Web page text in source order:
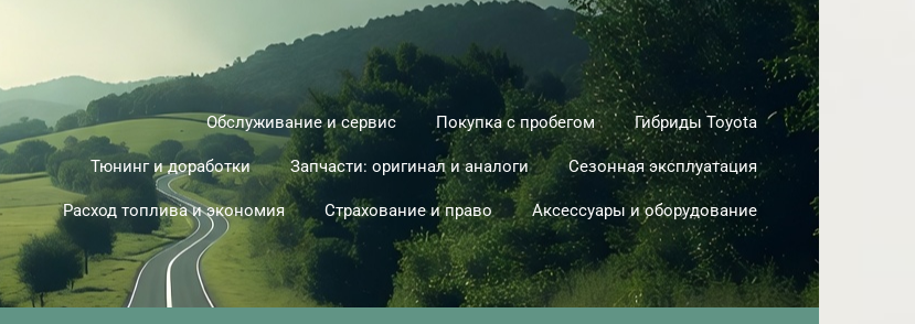
Обслуживание и сервис Покупка с пробегом Гибриды Toyota
Тюнинг и доработки Запчасти: оригинал и аналоги Сезонная эксплуатация
Расход топлива и экономия Страхование и право Аксессуары и оборудование